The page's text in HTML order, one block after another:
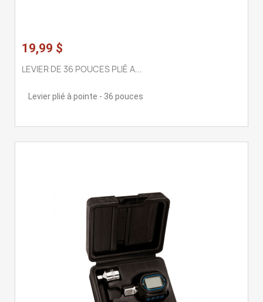
19,99 $
LEVIER DE 36 POUCES PLIÉ A...
Levier plié à pointe - 36 pouces